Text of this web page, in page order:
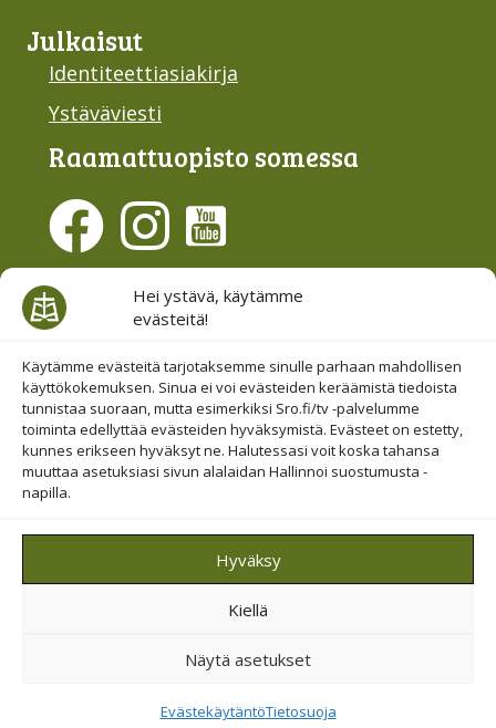
Hei ystävä, käytämme
evästeitä!
Käytämme evästeitä tarjotaksemme sinulle parhaan mahdollisen
käyttökokemuksen. Sinua ei voi evästeiden keräämistä tiedoista
tunnistaa suoraan, mutta esimerkiksi Sro.fi/tv -palvelumme
toiminta edellyttää evästeiden hyväksymistä. Evästeet on estetty,
kunnes erikseen hyväksyt ne. Halutessasi voit koska tahansa
muuttaa asetuksiasi sivun alalaidan Hallinnoi suostumusta -
napilla.
Hyväksy
Kiellä
Näytä asetukset
EvästekäytäntöTietosuoja
Julkaisut
Identiteettiasiakirja
Ystäväviesti
Raamattu­opisto somessa
Evästesuostumus
Hallinnoi evästeitä
Etsi sivuiltamme
© 2019-2026 Suomen Raamattuopiston Säätiö
Saavutettavuus huomioitu
Tietosuojajaehdot
Tietosuoja